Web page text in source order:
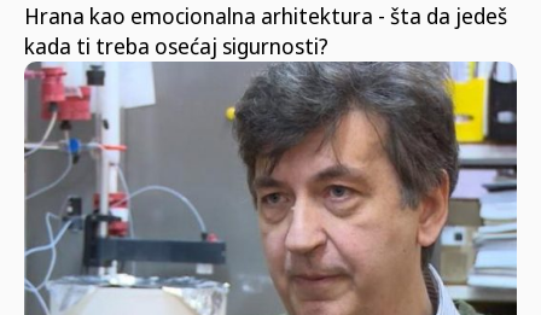
Hrana kao emocionalna arhitektura - šta da jedeš
kada ti treba osećaj sigurnosti?